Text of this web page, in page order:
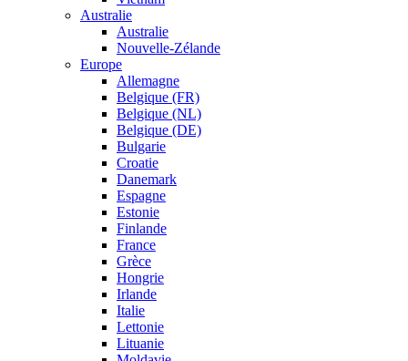
Australie
Australie
Nouvelle-Zélande
Europe
Allemagne
Belgique (FR)
Belgique (NL)
Belgique (DE)
Bulgarie
Croatie
Danemark
Espagne
Estonie
Finlande
France
Grèce
Hongrie
Irlande
Italie
Lettonie
Lituanie